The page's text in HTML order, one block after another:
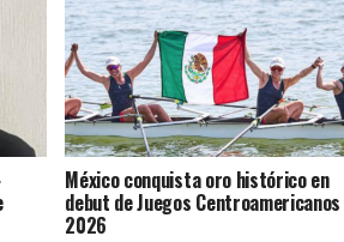
México conquista oro histórico en
debut de Juegos Centroamericanos
2026